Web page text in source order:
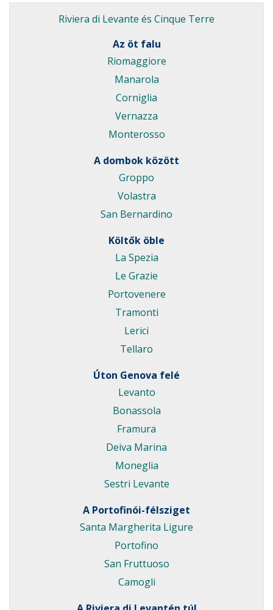
Riviera di Levante és Cinque Terre
Az öt falu
Riomaggiore
Manarola
Corniglia
Vernazza
Monterosso
A dombok között
Groppo
Volastra
San Bernardino
Költők öble
La Spezia
Le Grazie
Portovenere
Tramonti
Lerici
Tellaro
Úton Genova felé
Levanto
Bonassola
Framura
Deiva Marina
Moneglia
Sestri Levante
A Portofinói-félsziget
Santa Margherita Ligure
Portofino
San Fruttuoso
Camogli